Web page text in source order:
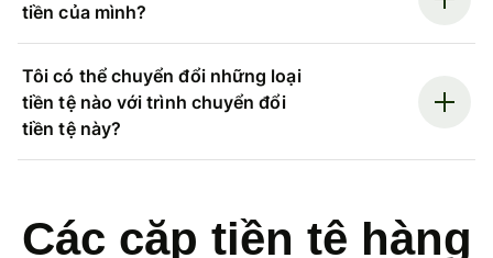
tiền của mình?
Tôi có thể chuyển đổi những loại
tiền tệ nào với trình chuyển đổi
tiền tệ này?
Các cặp tiền tệ hàng